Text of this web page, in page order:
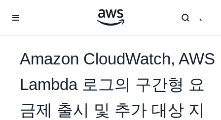
Amazon CloudWatch, AWS
Lambda 로그의 구간형 요
금제 출시 및 추가 대상 지